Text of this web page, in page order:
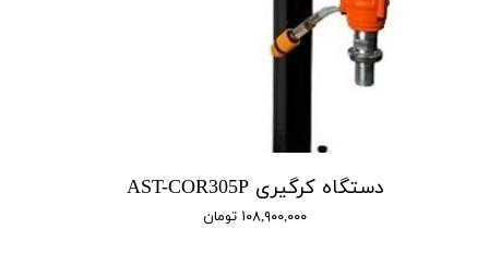
دستگاه کرگیری AST-COR305P
۱۰۸,۹۰۰,۰۰۰ تومان